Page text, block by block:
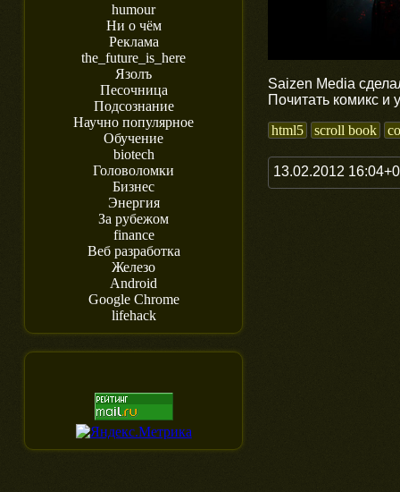
humour
Ни о чём
Реклама
the_future_is_here
Язолъ
Песочница
Подсознание
Научно популярное
Обучение
biotech
Головоломки
Бизнес
Энергия
За рубежом
finance
Веб разработка
Железо
Android
Google Chrome
lifehack
Saizen Media
Почитать комикс
html5
scroll book
13.02.2012